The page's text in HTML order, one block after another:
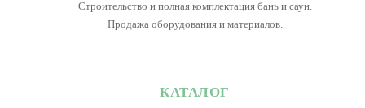
Строительство и полная комплектация бань и саун.
Продажа оборудования и материалов.
КАТАЛОГ